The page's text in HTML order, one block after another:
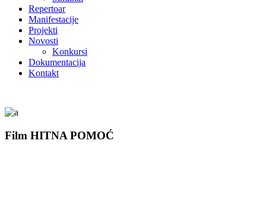
Repertoar
Manifestacije
Projekti
Novosti
Konkursi
Dokumentacija
Kontakt
Film HITNA POMOĆ